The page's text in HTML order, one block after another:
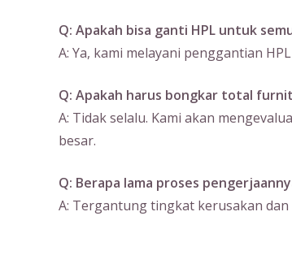
Q: Apakah bisa ganti HPL untuk
A: Ya, kami melayani penggantian
Q: Apakah harus bongkar total
A: Tidak selalu. Kami akan
besar.
Q: Berapa lama proses
A: Tergantung tingkat kerusakan